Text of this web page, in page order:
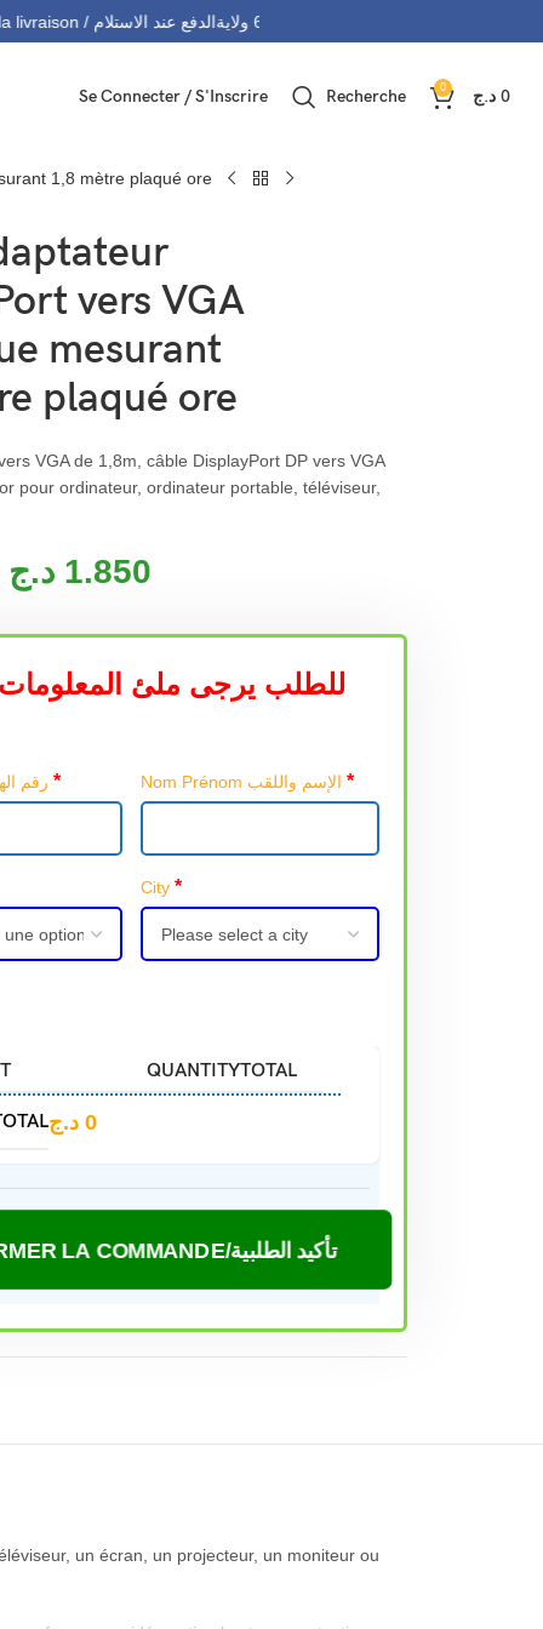
Paiement à la livraison / الدفع عند الاستلام
Se Connecter / S'Inscrire Recherche 0 0 د.ج
1,8 mètre plaqué ore
vers VGA
mesurant
plaqué ore
VGA de 1,8m, câble DisplayPort DP vers VGA
pour ordinateur, ordinateur portable, téléviseur,
1.850 د.ج
للطلب يرجى ملئ
* *
City *
QUANTITYTOTAL
0 د.ج
CONFIRMER LA COMMANDE/تأكيد الطلبية
un écran, un projecteur, un moniteur ou